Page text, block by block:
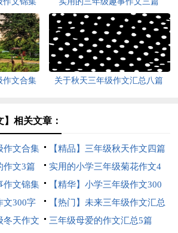
作文合集
关于秋天三年级作文汇总八篇
】相关文章：
作文合集
【精品】三年级秋天作文四篇
作文3篇
实用的小学三年级菊花作文4
篇
作文锦集
【精华】小学三年级作文300
字合集6篇
文300字
【热门】未来三年级作文汇总
七篇
冬天作文 三年级母爱的作文汇总5篇